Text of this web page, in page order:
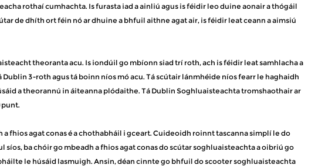
rothaí cumhachta. Is furasta iad a ainliú agus is féidir leo duine aonair a thógáil
de dhíth ort féin nó ar dhuine a bhfuil aithne agat air, is féidir leat ceann a aimsiú
theoranta acu. Is iondúil go mbíonn siad trí roth, ach is féidir leat samhlacha a
3-roth agus tá boinn níos mó acu. Tá scútair lánmhéide níos fearr le haghaidh
a theorannú in áiteanna plódaithe. Tá Dublin Soghluaisteachta tromshaothair ar
punt.
fhios agat conas é a chothabháil i gceart. Cuideoidh roinnt tascanna simplí le do
ba chóir go mbeadh a fhios agat conas do scútar soghluaisteachta a oibriú go
le húsáid lasmuigh. Ansin, déan cinnte go bhfuil do scooter soghluaisteachta